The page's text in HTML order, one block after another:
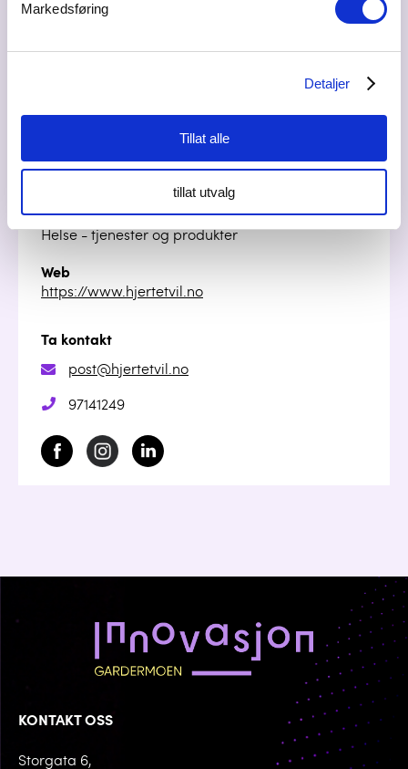
Markedsføring
Detaljer
Tillat alle
tillat utvalg
Postadresse
Bransje
Helse - tjenester og produkter
Web
https://www.hjertetvil.no
Ta kontakt
post@hjertetvil.no
97141249
KONTAKT OSS
Storgata 6,